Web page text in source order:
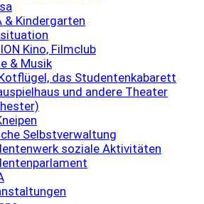
& Kindergarten
Kino, Filmclub
& Musik
das Studentenkabarett
und andere Theater
Selbstverwaltung
soziale Aktivitäten